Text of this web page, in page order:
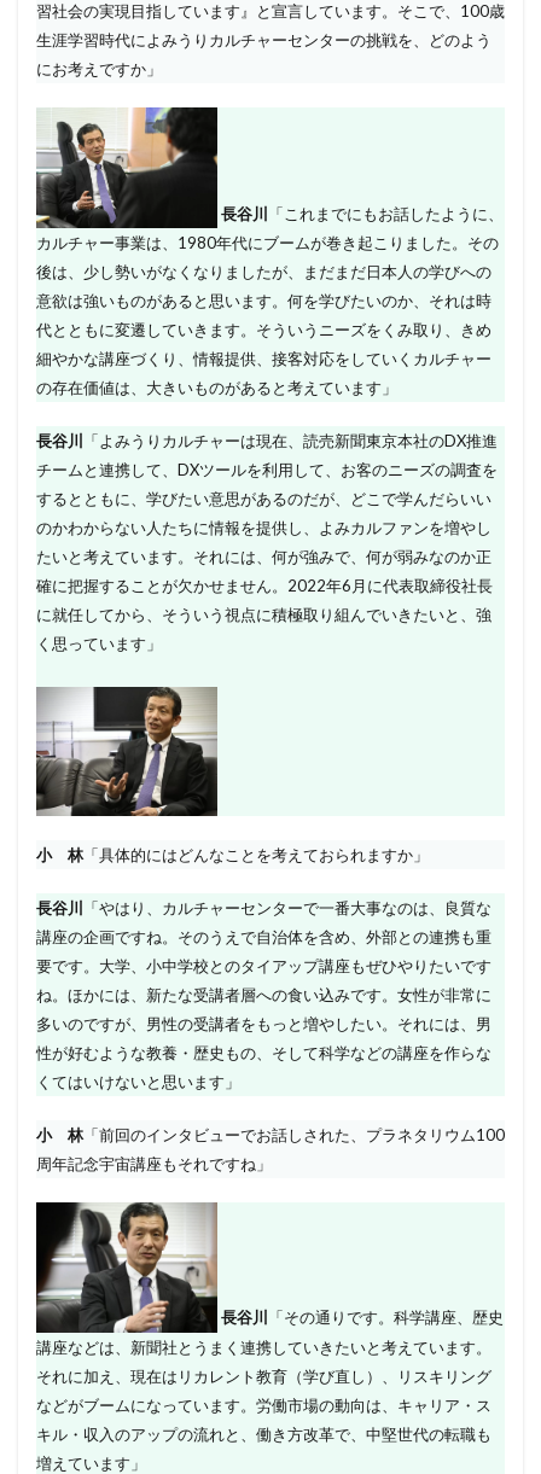
習社会の実現目指しています』と宣言しています。そこで、100歳
生涯学習時代によみうりカルチャーセンターの挑戦を、どのよう
にお考えですか」
長谷川
「これまでにもお話したように、
カルチャー事業は、1980年代にブームが巻き起こりました。その
後は、少し勢いがなくなりましたが、まだまだ日本人の学びへの
意欲は強いものがあると思います。何を学びたいのか、それは時
代とともに変遷していきます。そういうニーズをくみ取り、きめ
細やかな講座づくり、情報提供、接客対応をしていくカルチャー
の存在価値は、大きいものがあると考えています」
長谷川
「よみうりカルチャーは現在、読売新聞東京本社のDX推進
チームと連携して、DXツールを利用して、お客のニーズの調査を
するとともに、学びたい意思があるのだが、どこで学んだらいい
のかわからない人たちに情報を提供し、よみカルファンを増やし
たいと考えています。それには、何が強みで、何が弱みなのか正
確に把握することが欠かせません。2022年6月に代表取締役社長
に就任してから、そういう視点に積極取り組んでいきたいと、強
く思っています」
小 林「具体的にはどんなことを考えておられますか」
長谷川
「やはり、カルチャーセンターで一番大事なのは、良質な
講座の企画ですね。そのうえで自治体を含め、外部との連携も重
要です。大学、小中学校とのタイアップ講座もぜひやりたいです
ね。ほかには、新たな受講者層への食い込みです。女性が非常に
多いのですが、男性の受講者をもっと増やしたい。それには、男
性が好むような教養・歴史もの、そして科学などの講座を作らな
くてはいけないと思います」
小 林「前回のインタビューでお話しされた、プラネタリウム100
周年記念宇宙講座もそれですね」
長谷川
「その通りです。科学講座、歴史
講座などは、新聞社とうまく連携していきたいと考えています。
それに加え、現在はリカレント教育（学び直し）、リスキリング
などがブームになっています。労働市場の動向は、キャリア・ス
キル・収入のアップの流れと、働き方改革で、中堅世代の転職も
増えています」